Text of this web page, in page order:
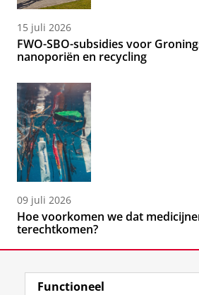
15 juli 2026
FWO-SBO-subsidies voor
nanoporiën en recycling
09 juli 2026
Hoe voorkomen we dat
terechtkomen?
Functioneel